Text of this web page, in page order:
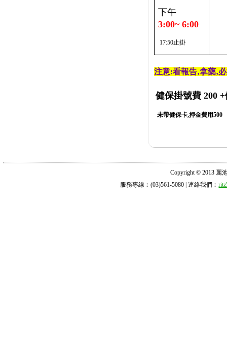
下午
3:00~ 6:00
17:50止掛
注意:看報告‚拿藥‚
健保掛號費 200 +
未帶健保卡,押金費用500
Copyright © 2013 麗
服務專線︰(03)561-5080 | 連絡我們︰